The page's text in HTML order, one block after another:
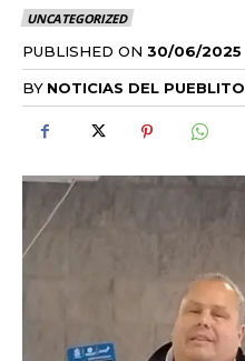
UNCATEGORIZED
PUBLISHED ON 30/06/2025
BY NOTICIAS DEL PUEBLITO